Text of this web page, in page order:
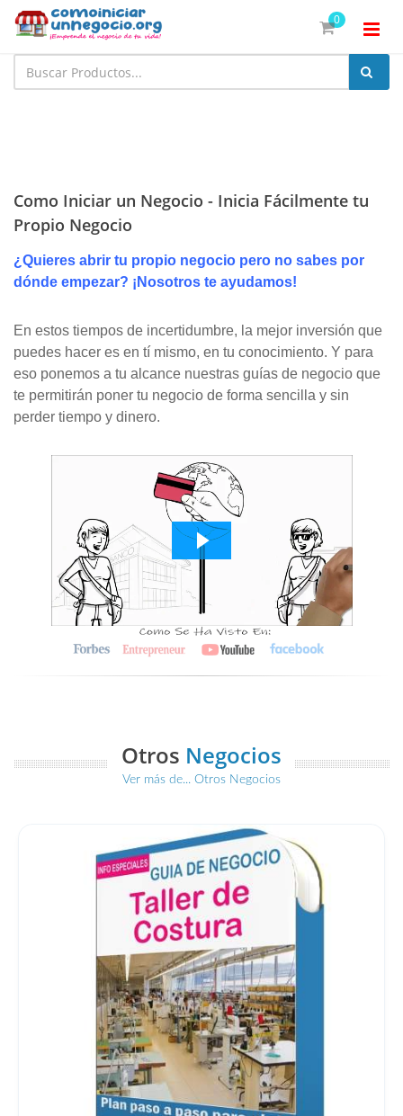
0
Como Iniciar un Negocio - Inicia Fácilmente tu
Propio Negocio
¿Quieres abrir tu propio negocio pero no sabes por
dónde empezar? ¡Nosotros te ayudamos!
En estos tiempos de incertidumbre, la mejor inversión que
puedes hacer es en tí mismo, en tu conocimiento. Y para
eso ponemos a tu alcance nuestras guías de negocio que
te permitirán poner tu negocio de forma sencilla y sin
perder tiempo y dinero.
Otros Negocios
Ver más de... Otros Negocios